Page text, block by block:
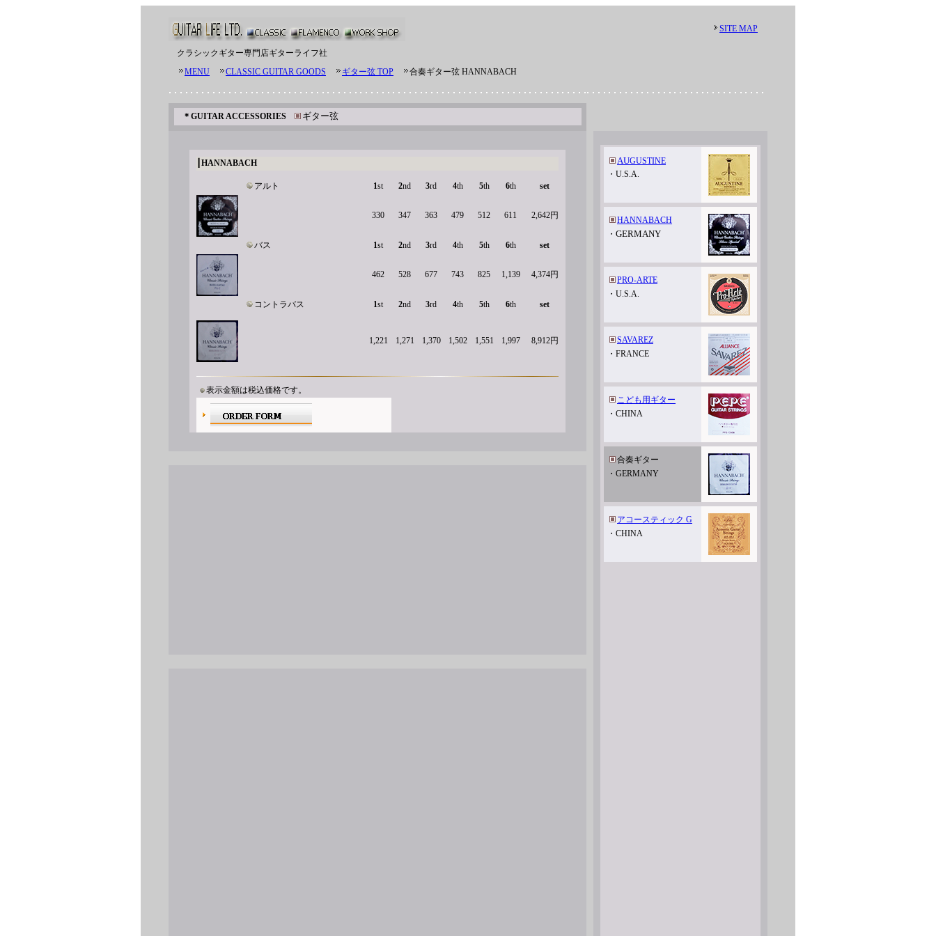
SITE MAP
クラシックギター専門店ギターライフ社
MENU
CLASSIC GUITAR GOODS ギター弦 TOP 合奏ギター弦 HANNABACH
＊ GUITAR ACCESSORIES ギター弦
HANNABACH
アルト 1st 2nd 3rd 4th 5th 6th set
330 347 363 479 512 611 2,642円
バス 1st 2nd 3rd 4th 5th 6th set
462 528 677 743 825 1,139 4,374円
コントラバス 1st 2nd 3rd 4th 5th 6th set
1,221 1,271 1,370 1,502 1,551 1,997 8,912円
表示金額は税込価格です。
AUGUSTINE
・U.S.A.
HANNABACH
・ GERMANY
PRO-ARTE
・U.S.A.
SAVAREZ
・FRANCE
こども用ギター
・CHINA
合奏ギター
・GERMANY
アコースティック G
・CHINA